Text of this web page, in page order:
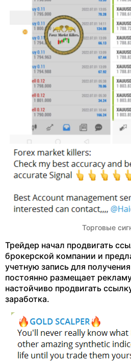
Торговые
Трейдер начал продвигать
брокерской компании и
учетную запись для
постоянно размещает
настойчиво продвигать
заработка.